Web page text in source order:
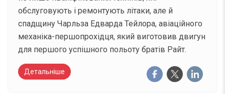
обслуговують і ремонтують літаки, але й
спадщину Чарльза Едварда Тейлора, авіаційного
механіка-першопрохідця, який виготовив двигун
для першого успішного польоту братів Райт.
Детальніше